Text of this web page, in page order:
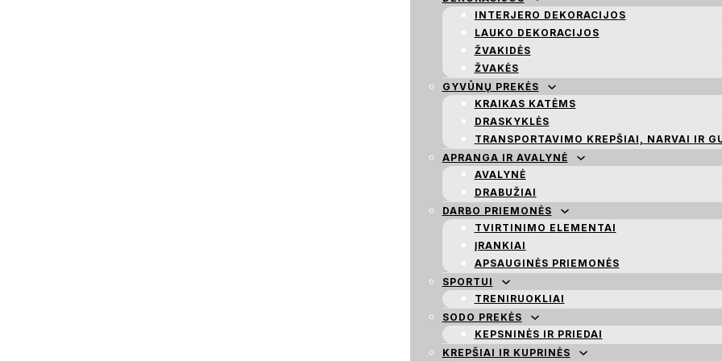
INTERJERO DEKORACIJOS
LAUKO DEKORACIJOS
ŽVAKIDĖS
ŽVAKĖS
GYVŪNŲ PREKĖS
KRAIKAS KATĖMS
DRASKYKLĖS
TRANSPORTAVIMO KREPŠIAI, NARVAI IR
APRANGA IR AVALYNĖ
AVALYNĖ
DRABUŽIAI
DARBO PRIEMONĖS
TVIRTINIMO ELEMENTAI
ĮRANKIAI
APSAUGINĖS PRIEMONĖS
SPORTUI
TRENIRUOKLIAI
SODO PREKĖS
KEPSNINĖS IR PRIEDAI
KREPŠIAI IR KUPRINĖS